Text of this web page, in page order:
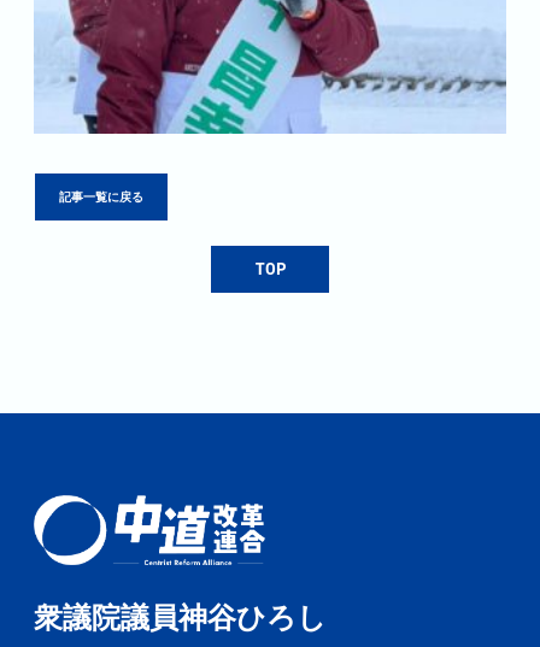
記事一覧に戻る
TOP
衆議院議員神谷ひろし